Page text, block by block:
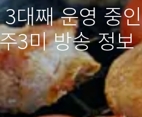
대째 운영 중
3미 방송 정보